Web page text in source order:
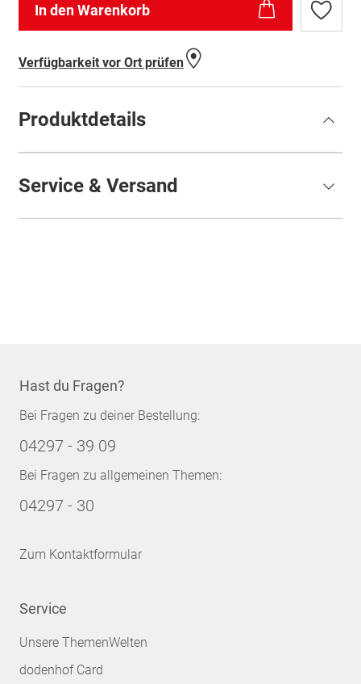
In den Warenkorb
Zur
Verfügbarkeit vor Ort prüfen
Produktdetails
Service & Versand
Hast du Fragen?
Bei Fragen zu deiner Bestellung:
04297 - 39 09
Bei Fragen zu allgemeinen Themen:
04297 - 30
Zum Kontaktformular
Service
Unsere ThemenWelten
dodenhof Card